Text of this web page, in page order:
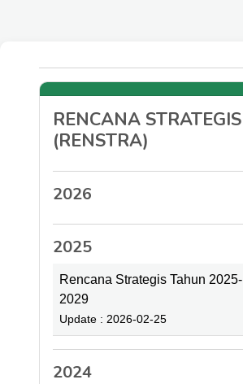
RENCANA STRATEGIS
(RENSTRA)
2026
2025
Rencana Strategis Tahun 2025-
2029
Update : 2026-02-25
2024